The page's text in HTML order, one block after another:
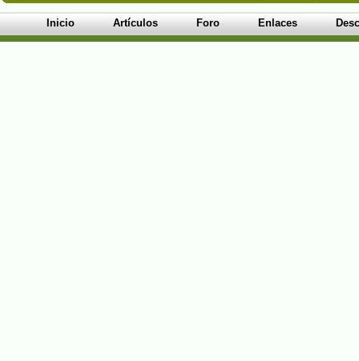
Inicio Artículos Foro Enlaces